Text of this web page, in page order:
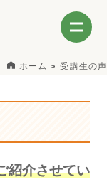
ホーム 受講生の声
紹介させてい